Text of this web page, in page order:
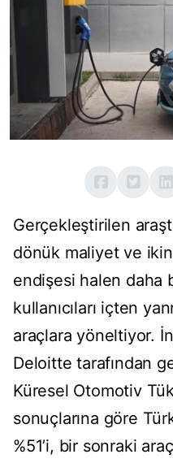
Gerçekleştirilen
dönük maliyet ve
endişesi halen daha
kullanıcıları içten
araçlara yöneltiyor.
Deloitte tarafından
Küresel Otomotiv
sonuçlarına göre
%51’i, bir sonraki